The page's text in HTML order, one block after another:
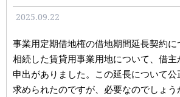
2025.09.22
事業用定期借地権の借地期間延長契約に
相続した賃貸用事業用地について、借
申出がありました。この延長について
求められたのですが、必要なのでしょう